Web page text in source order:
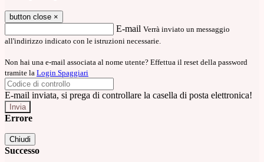
button close ×
E-mail Verrà inviato un messaggio
all'indirizzo indicato con le istruzioni necessarie.
Non hai una e-mail associata al nome utente? Effettua il reset della password
tramite la Login Spaggiari
E-mail inviata, si prega di controllare la casella di posta elettronica!
Errore
Chiudi
Successo